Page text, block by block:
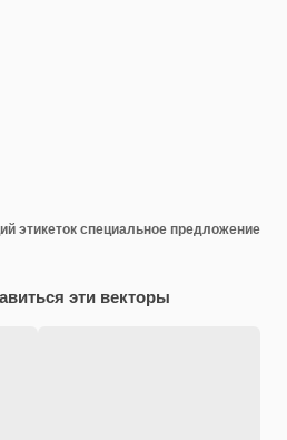
этикеток специальное предложение
эти векторы